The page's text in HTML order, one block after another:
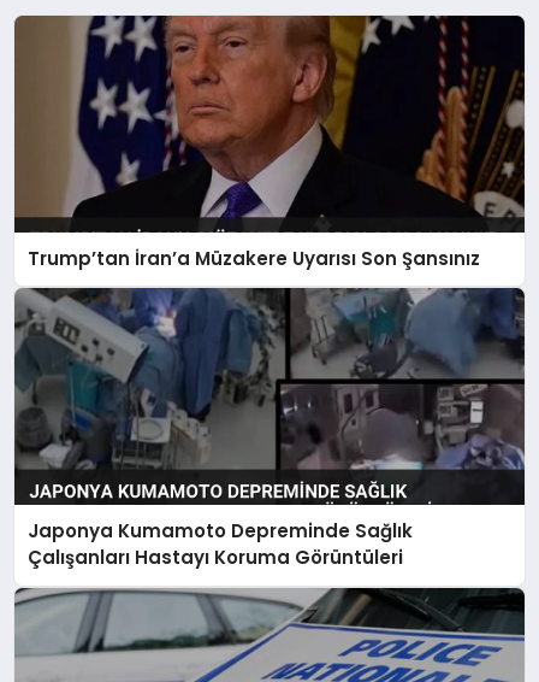
Trump’tan İran’a Müzakere Uyarısı Son Şansınız
Japonya Kumamoto Depreminde Sağlık
Çalışanları Hastayı Koruma Görüntüleri